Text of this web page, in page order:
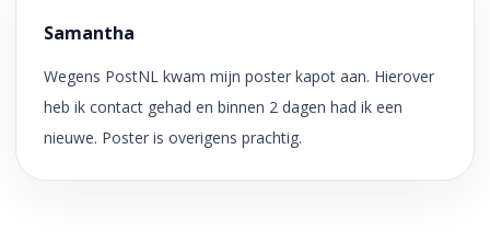
Samantha
Wegens PostNL kwam mijn poster kapot aan. Hierover
heb ik contact gehad en binnen 2 dagen had ik een
nieuwe. Poster is overigens prachtig.